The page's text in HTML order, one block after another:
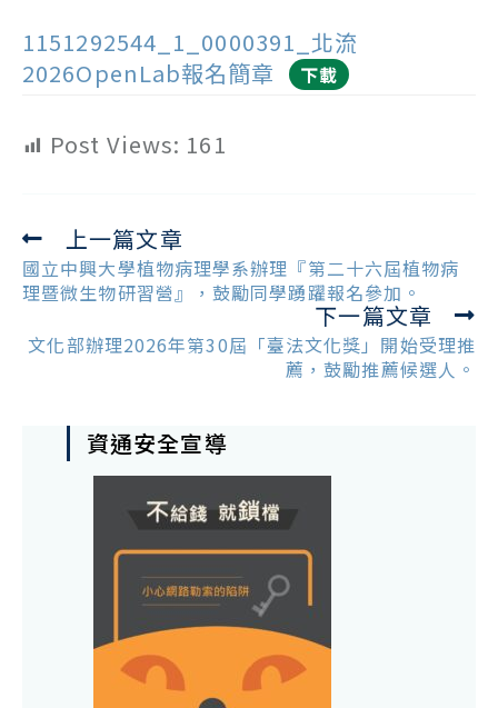
1151292544_1_0000391_北流
2026OpenLab報名簡章
下載
Post Views: 161
Read
more
articles
上一篇文章
國立中興大學植物病理學系辦理『第二十六屆植物病
理暨微生物研習營』，鼓勵同學踴躍報名參加。
下一篇文章
文化部辦理2026年第30屆「臺法文化獎」開始受理推
薦，鼓勵推薦候選人。
資通安全宣導